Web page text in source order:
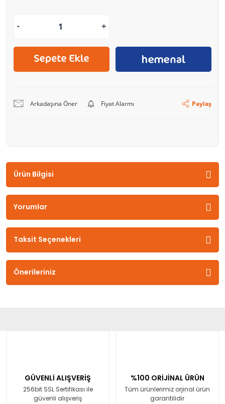
Arkadaşına Öner Fiyat Alarmı Paylaş
Ürün Bilgisi
Yorumlar
Taksit Seçenekleri
Önerileriniz
GÜVENLİ ALIŞVERİŞ
256bit SSL Sertifikası ile
güvenli alışveriş
%100 ORİJİNAL ÜRÜN
Tüm ürünlerimiz orjinal ürün
garantilidir